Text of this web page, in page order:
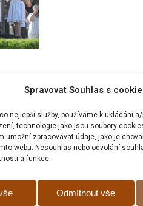
Spravovat Souhlas s
nejlepší služby, používáme k ukládání
technologie jako jsou soubory
umožní zpracovávat údaje, jako je
webu. Nesouhlas nebo odvolání
a funkce.
Odmítnout vše
Prohlášní o
Zásady cookies (EU)